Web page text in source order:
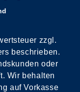
zzgl.
beschrieben.
oder
Wir behalten
auf Vorkasse